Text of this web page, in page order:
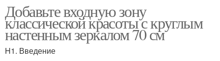
Добавьте входную зону
классической красоты с круглым
настенным зеркалом 70 см
H1. Введение